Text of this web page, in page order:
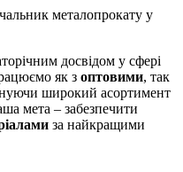
металопрокату у
досвідом у сфері
як з оптовими, так
широкий асортимент
мета – забезпечити
за найкращими